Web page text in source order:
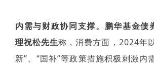
内需与财政协同支撑。鹏华基金债
理祝松先生称，消费方面，2024年
新”、“国补”等政策措施积极刺激内